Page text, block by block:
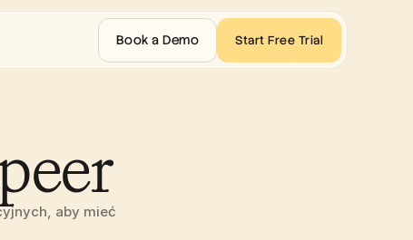
aby mieć
Book a Demo Start Free Trial